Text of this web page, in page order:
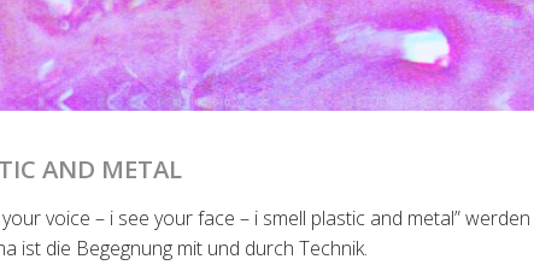
AND METAL
voice – i see your face – i smell plastic and metal”
ist die Begegnung mit und durch Technik.